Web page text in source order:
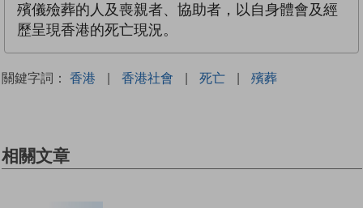
殯儀殮葬的人及喪親者、協助者，以自身體會及經
歷呈現香港的死亡現況。
關鍵字詞： 香港 | 香港社會 | 死亡 | 殯葬
相關文章